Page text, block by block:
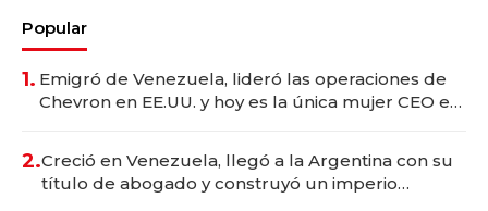
Popular
1. Emigró de Venezuela, lideró las operaciones de
Chevron en EE.UU. y hoy es la única mujer CEO en
2.Creció en Venezuela, llegó a la Argentina con su
título de abogado y construyó un imperio